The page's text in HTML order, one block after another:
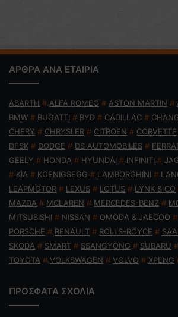
ΑΡΘΡΑ ΑΝΑ ΕΤΑΙΡΙΑ
ABARTH # ALFA ROMEO # ASTON MARTIN #
BMW # BUGATTI # BYD # CADILLAC #
CHERY # CHRYSLER # CITROEN # CORVETTE
DFSK # DODGE # DS AUTOMOBILES #
GEELY # HONDA # HYUNDAI # INFINITI #
# KIA # KOENIGSEGG # LAMBORGHINI #
LEAPMOTOR # LEXUS # LOTUS # LYNK & CO
MAZDA # MCLAREN # MERCEDES-BENZ #
MITSUBISHI # NISSAN # OMODA & JAECOO #
PORSCHE # RENAULT # ROLLS-ROYCE #
SKODA # SMART # SSANGYONG # SUBARU #
TOYOTA # VOLKSWAGEN # VOLVO # XPENG
ΠΡΟΣΦΑΤΑ ΣΧΟΛΙΑ